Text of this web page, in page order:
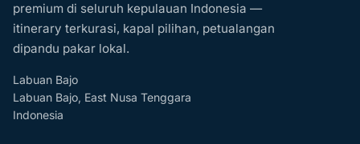
premium di seluruh kepulauan Indonesia —
itinerary terkurasi, kapal pilihan, petualangan
dipandu pakar lokal.
Labuan Bajo
Labuan Bajo, East Nusa Tenggara
Indonesia